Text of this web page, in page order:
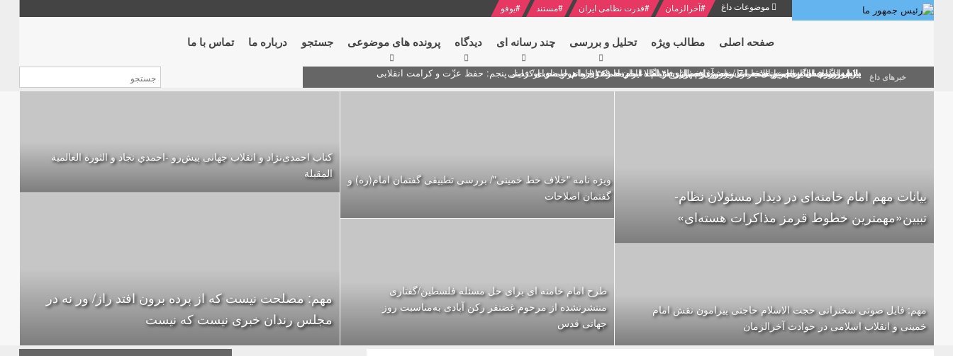
موضوعات داغ #آخرالزمان #قدرت نظامی ایران #مستند #یوفو
صفحه اصلی مطالب ویژه تحلیل و بررسی چند رسانه ای دیدگاه‌ پرونده های موضوعی جستجو درباره ما تماس با ما
خبرهای داغ منشور گفتمان امام و انقلاب - 7 /بخش دوم : شرح پیام ۱۰ خرداد ۱۳۶۹ امام خامنه ای/ فصل پنجم: حفظ عزّت و کرامت انقلابی
بازخوانی افشاگری سپهبد محمود منصور افسر ارشد اطلاعات مصر درباره هواپیمای اوکراینی
دلایل اهمیت سیزدهمین انتخابات ریاست جمهوری از نگاه امام خامنه ای
بیانات امام خامنه ای در سخنرانی نوروزی خطاب به ملت ایران + نکته خوانی و صوت
پیام نوروزی امام خامنه ای به مناسبت آغاز سال ۱۴۰۰
بیانات مهم امام خامنه‌ای در دیدار مسئولان نظام-
تبیین«مهمترین خطوط قرمز مذاکرات هسته‌ای»
مهم: فایل صوتی سخنرانی حجت الاسلام حاجتی پیرامون نقش امام
خمینی و انقلاب اسلامی در حوادث آخرالزمان
ویژه نامه "خلاف خط خمینی"/ بررسی تطبیقی گفتمان امام(ره) و
گفتمان اصلاحات
طرح امام خامنه ای برای حل مسئله‌ فلسطین/گفتاری
منتشرنشده از مرحوم غضنفر رکن آبادی به‌مناسبت روز
جهانی قدس
کتاب احمدی‌نژاد و انقلاب جهانی پيش‌رو -احمدي نجاد و الثورة العالمیة
المقبلة
مهم: مصلحت نیست که از پرده برون افتد راز/ ور نه در
مجلس رندان خبری نیست که نیست